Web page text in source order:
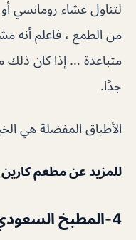
لتناول عشاء رومانسي
من الطمع ، فاعلم أنه
متباعدة … إذا كان
جدًا.
الأطباق المفضلة هي
للمزيد عن مطعم كارين
4-المطبخ السعودي